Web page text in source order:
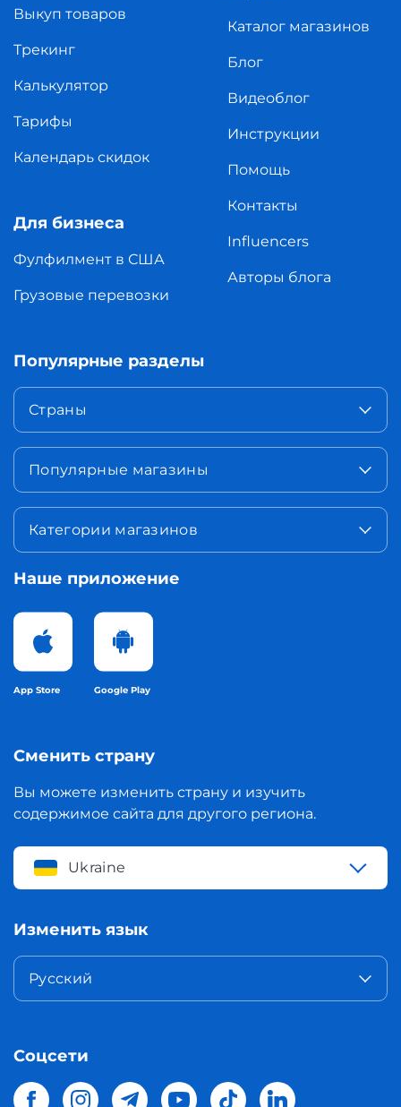
Выкуп товаров
Трекинг
Калькулятор
Тарифы
Календарь скидок
Для бизнеса
Фулфилмент в США
Грузовые перевозки
Каталог магазинов
Блог
Видеоблог
Инструкции
Помощь
Контакты
Influencers
Авторы блога
Популярные разделы
Страны
Популярные магазины
Категории магазинов
Наше приложение
App Store Google Play
Сменить страну
Вы можете изменить страну и изучить
содержимое сайта для другого региона.
Ukraine
Изменить язык
Русский
Соцсети